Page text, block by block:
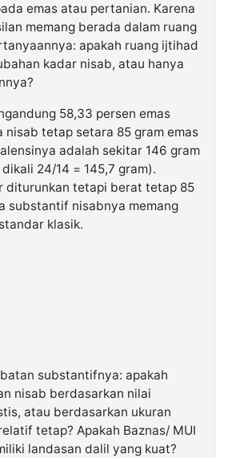
emas atau pertanian. Karena
memang berada dalam ruang
apakah ruang ijtihad
kadar nisab, atau hanya
58,33 persen emas
nisab tetap setara 85 gram emas
adalah sekitar 146 gram
24/14 = 145,7 gram).
diturunkan tetapi berat tetap 85
substantif nisabnya memang
klasik.
substantifnya: apakah
nisab berdasarkan nilai
atau berdasarkan ukuran
tetap? Apakah Baznas/ MUI
landasan dalil yang kuat?